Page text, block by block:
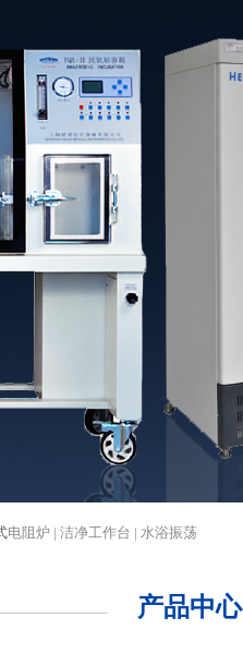
电阻炉 | 洁净工作台 | 水浴振荡
产品中心